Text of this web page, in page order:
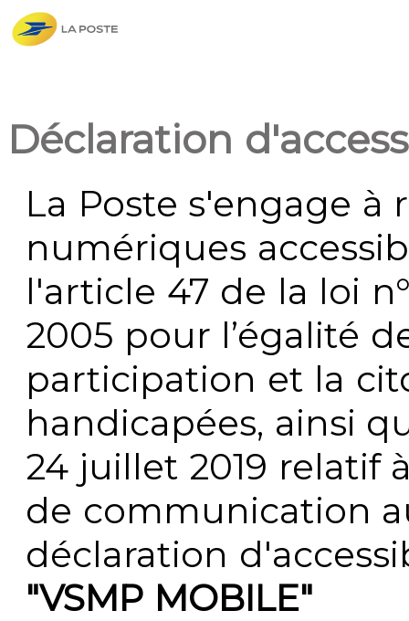
Déclaration
La Poste s'engage à
numériques
l'article 47 de la loi
2005 pour l’égalité
participation et la
handicapées, ainsi
24 juillet 2019 relatif
de communication
déclaration
"VSMP MOBILE"